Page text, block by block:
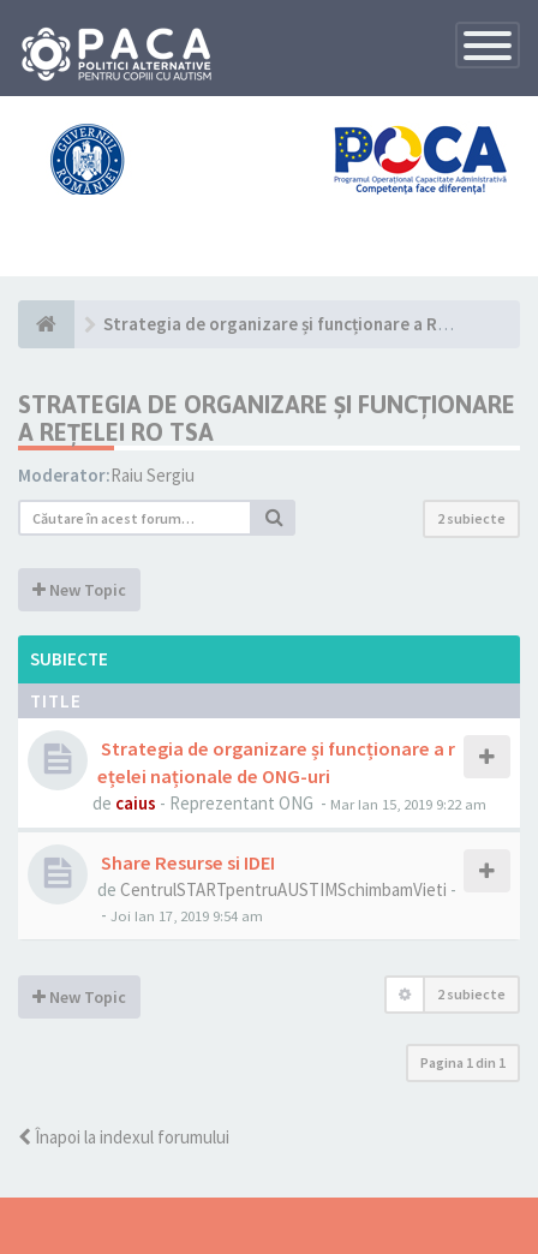
Toggle
Strategia de organizare și funcționare a Rețelei RO TSA
STRATEGIA DE ORGANIZARE ȘI FUNCȚIONARE
A REȚELEI RO TSA
Moderator:Raiu Sergiu
2 subiecte
New Topic
SUBIECTE
TITLE
Strategia de organizare și funcționare a r
ețelei naționale de ONG-uri
de caius - Reprezentant ONG - Mar Ian 15, 2019 9:22 am
Share Resurse si IDEI
de CentrulSTARTpentruAUSTIMSchimbamVieti -
- Joi Ian 17, 2019 9:54 am
New Topic 2 subiecte
Pagina 1 din 1
Înapoi la indexul forumului